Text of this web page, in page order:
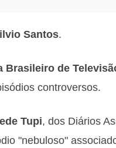
Santos.
Brasileiro de
controversos.
Tupi, dos Diários
"nebuloso"